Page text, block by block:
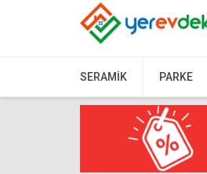
SERAMIK PARKE